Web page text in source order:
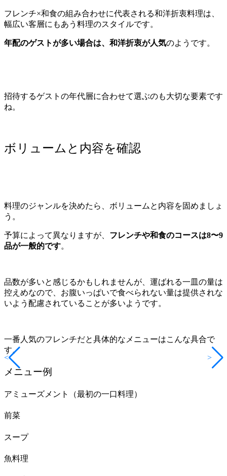
< >
フレンチ×和食の組み合わせに代表される和洋折衷料理は、
幅広い客層にもあう料理のスタイルです。
年配のゲストが多い場合は、和洋折衷が人気のようです。
招待するゲストの年代層に合わせて選ぶのも大切な要素です
ね。
ボリュームと内容を確認
料理のジャンルを決めたら、ボリュームと内容を固めましょ
う。
予算によって異なりますが、 フレンチや和食のコースは8〜9
品が一般的です。
品数が多いと感じるかもしれませんが、運ばれる一皿の量は
控えめなので、お腹いっぱいで食べられない量は提供されな
いよう配慮されていることが多いようです。
一番人気のフレンチだと具体的なメニューはこんな具合で
す。
メニュー例
アミューズメント（最初の一口料理）
前菜
スープ
魚料理